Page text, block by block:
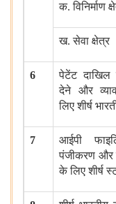
क.विनिर्माण
ख.सेवा क्षेत्र
6 पेटेंट दाखिल
देने और
लिए शीर्ष
7 आईपी
पंजीकरण और
के लिए शीर्ष